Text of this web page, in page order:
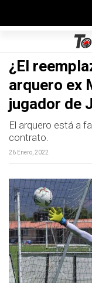
¿El
arquero ex
jugador de
El arquero está a
contrato.
26 Enero, 2022